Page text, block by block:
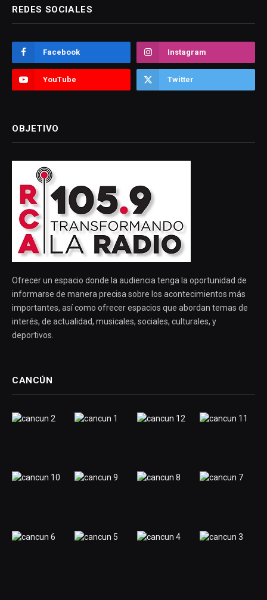
REDES SOCIALES
Facebook Instagram
YouTube Twitter
OBJETIVO
Ofrecer un espacio donde la audiencia tenga la oportunidad de
informarse de manera precisa sobre los acontecimientos más
importantes, así como ofrecer espacios que abordan temas de
interés, de actualidad, musicales, sociales, culturales, y
deportivos.
CANCÚN